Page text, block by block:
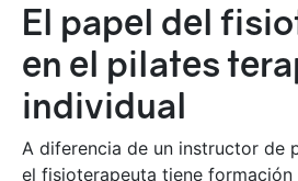
El papel del
en el pilates
individual
A diferencia de un instructor de
el fisioterapeuta tiene